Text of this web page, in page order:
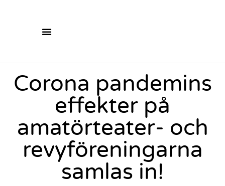
Corona pandemins
effekter på
amatörteater- och
revyföreningarna
samlas in!